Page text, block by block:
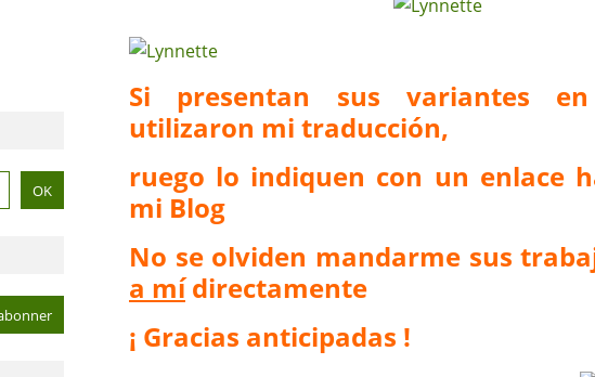
Si presentan sus variantes
utilizaron mi traducción,
ruego lo indiquen con un enlace
mi Blog
No se olviden mandarme sus
a mídirectamente
¡ Gracias anticipadas !